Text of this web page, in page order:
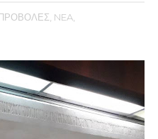
NEA,